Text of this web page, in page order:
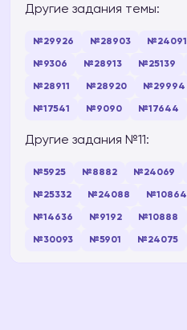
Другие задания темы:
№29926 №28903 №24091
№9306 №28913 №25139
№28911 №28920 №29994
№17541 №9090 №17644
Другие задания №11:
№5925 №8882 №24069
№25332 №24088 №10864
№14636 №9192 №10888
№30093 №5901 №24075